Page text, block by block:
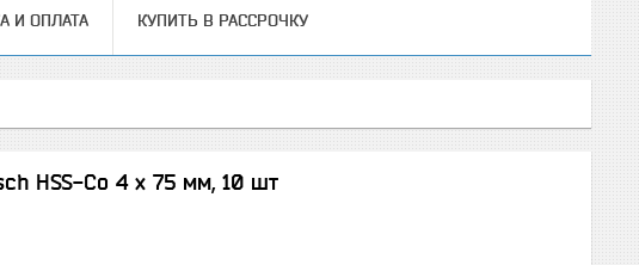
И ОПЛАТА КУПИТЬ В РАССРОЧКУ
HSS-Co 4 x 75 мм, 10 шт